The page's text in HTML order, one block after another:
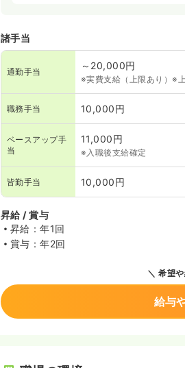
諸手当
通勤手当
～20,000円
※実費支給（上限あり）※
職務手当 10,000円
ベースアップ手
当
11,000円
※入職後支給確定
皆勤手当 10,000円
昇給 / 賞与
昇給：年1回
賞与：年2回
希望
給与